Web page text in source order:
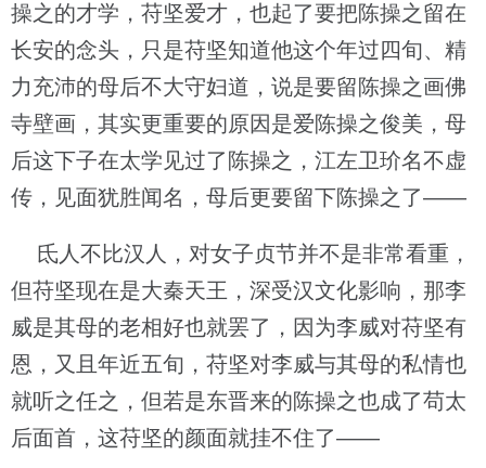
操之的才学，苻坚爱才，也起了要把陈操之留在
长安的念头，只是苻坚知道他这个年过四旬、精
力充沛的母后不大守妇道，说是要留陈操之画佛
寺壁画，其实更重要的原因是爱陈操之俊美，母
后这下子在太学见过了陈操之，江左卫玠名不虚
传，见面犹胜闻名，母后更要留下陈操之了——
氐人不比汉人，对女子贞节并不是非常看重，
但苻坚现在是大秦天王，深受汉文化影响，那李
威是其母的老相好也就罢了，因为李威对苻坚有
恩，又且年近五旬，苻坚对李威与其母的私情也
就听之任之，但若是东晋来的陈操之也成了苟太
后面首，这苻坚的颜面就挂不住了——